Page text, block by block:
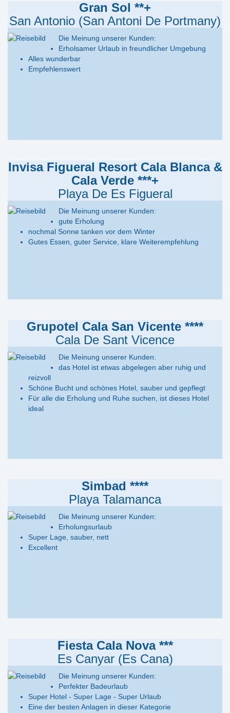
Gran Sol **+
San Antonio (San Antoni De Portmany)
Die Meinung unserer Kunden:
Erholsamer Urlaub in freundlicher Umgebung
Alles wunderbar
Empfehlenswert
Invisa Figueral Resort Cala Blanca &
Cala Verde ***+
Playa De Es Figueral
Die Meinung unserer Kunden:
gute Erholung
nochmal Sonne tanken vor dem Winter
Gutes Essen, guter Service, klare Weiterempfehlung
Grupotel Cala San Vicente ****
Cala De Sant Vicence
Die Meinung unserer Kunden:
das Hotel ist etwas abgelegen aber ruhig und
reizvoll
Schöne Bucht und schönes Hotel, sauber und gepflegt
Für alle die Erholung und Ruhe suchen, ist dieses Hotel
ideal
Simbad ****
Playa Talamanca
Die Meinung unserer Kunden:
Erholungsurlaub
Super Lage, sauber, nett
Excellent
Fiesta Cala Nova ***
Es Canyar (Es Cana)
Die Meinung unserer Kunden:
Perfekter Badeurlaub
Super Hotel - Super Lage - Super Urlaub
Eine der besten Anlagen in dieser Kategorie